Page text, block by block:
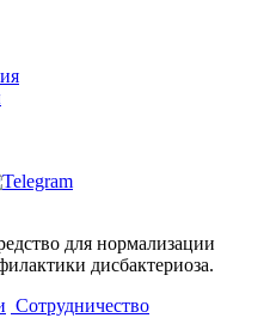
для нормализации
дисбактериоза.
Сотрудничество